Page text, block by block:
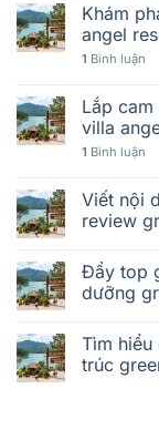
Khám
angel
1 Bình luận
Lắp
villa
1 Bình luận
Viết nội
review
Đẩy top
dưỡng
Tìm
trúc